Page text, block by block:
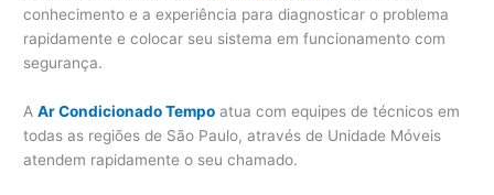
conhecimento e a experiência para diagnosticar o problema
rapidamente e colocar seu sistema em funcionamento com
segurança.
AAr Condicionado Tempo atua com equipes de técnicos em
todas as regiões de São Paulo, através de Unidade Móveis
atendem rapidamente o seu chamado.